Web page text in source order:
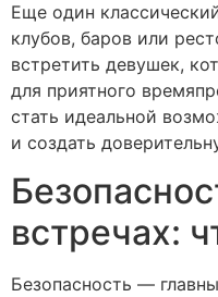
Еще один
клубов, баров или
встретить девушек,
для приятного
стать идеальной
и создать
встречах:
Безопасность —